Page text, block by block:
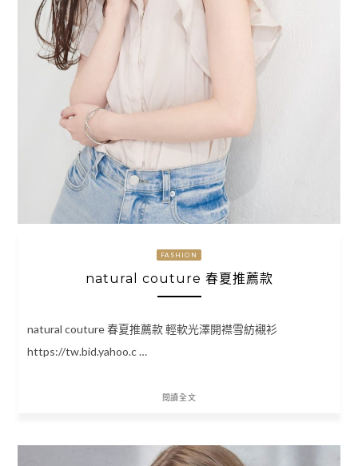
FASHION
natural couture 春夏推薦款
natural couture 春夏推薦款 輕軟光澤開襟雪紡襯衫
https://tw.bid.yahoo.c …
閱讀全文